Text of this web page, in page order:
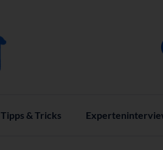
Tipps & Tricks